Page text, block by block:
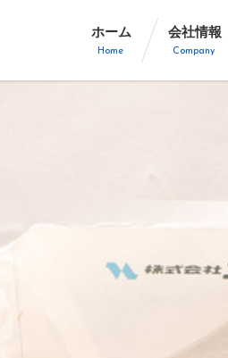
ホーム
Home
会社情報
Company